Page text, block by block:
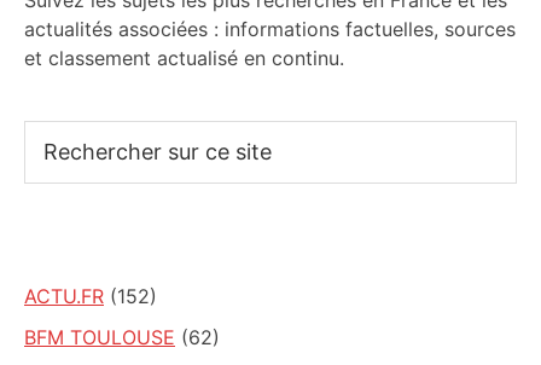
actualités associées : informations factuelles, sources
et classement actualisé en continu.
sur
ACTU.FR (152)
BFM TOULOUSE (62)